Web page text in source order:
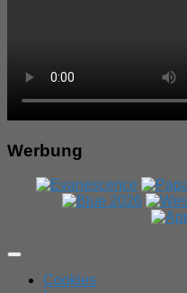
Werbung
Expand
Cookies